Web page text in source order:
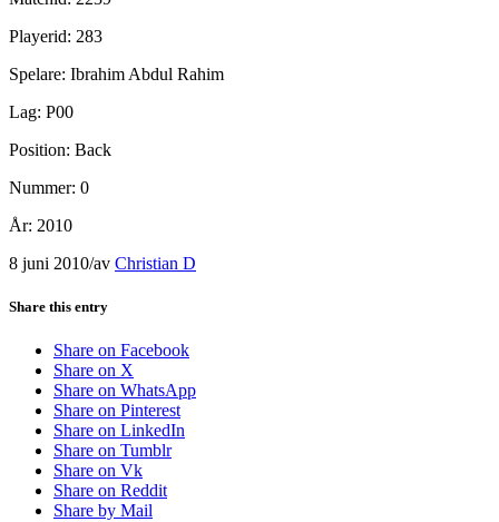
Playerid: 283
Spelare: Ibrahim Abdul Rahim
Lag: P00
Position: Back
Nummer: 0
År: 2010
8 juni 2010/av Christian D
Share this entry
Share on Facebook
Share on X
Share on WhatsApp
Share on Pinterest
Share on LinkedIn
Share on Tumblr
Share on Vk
Share on Reddit
Share by Mail